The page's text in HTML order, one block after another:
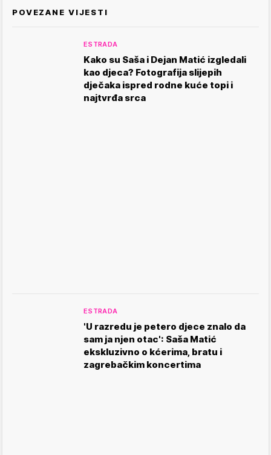
POVEZANE VIJESTI
ESTRADA
Kako su Saša i Dejan Matić izgledali
kao djeca? Fotografija slijepih
dječaka ispred rodne kuće topi i
najtvrđa srca
ESTRADA
'U razredu je petero djece znalo da
sam ja njen otac': Saša Matić
ekskluzivno o kćerima, bratu i
zagrebačkim koncertima